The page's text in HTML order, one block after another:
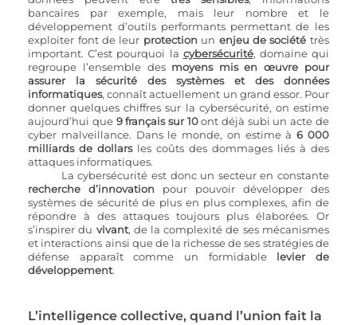
bancaires par exemple, mais leur nombre et le
développement d’outils performants permettant de les
exploiter font de leur protection un enjeu de société très
important. C’est pourquoi la cybersécurité, domaine qui
regroupe l’ensemble des moyens mis en œuvre pour
assurer la sécurité des systèmes et des données
informatiques, connaît actuellement un grand essor. Pour
donner quelques chiffres sur la cybersécurité, on estime
aujourd’hui que 9 français sur 10 ont déjà subi un acte de
cyber malveillance. Dans le monde, on estime à 6 000
milliards de dollars les coûts des dommages liés à des
attaques informatiques.
La cybersécurité est donc un secteur en constante
recherche d’innovation pour pouvoir développer des
systèmes de sécurité de plus en plus complexes, afin de
répondre à des attaques toujours plus élaborées. Or
s’inspirer du vivant, de la complexité de ses mécanismes
et interactions ainsi que de la richesse de ses stratégies de
défense apparaît comme un formidable levier de
développement.
L’intelligence collective, quand l’union fait la